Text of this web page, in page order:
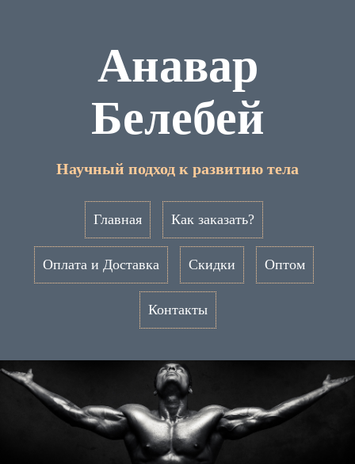
Анавар
Белебей
Научный подход к развитию тела
Главная Как заказать?
Оплата и Доставка Скидки Оптом
Контакты